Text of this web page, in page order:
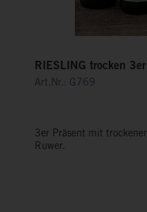
RIESLING trocken
Art.Nr.: G769
3er Präsent mit
Ruwer.